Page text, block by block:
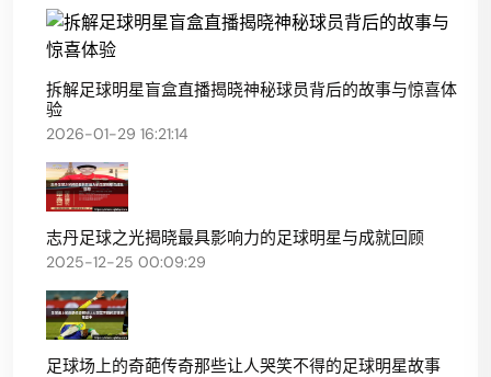
拆解足球明星盲盒直播揭晓神秘球员背后的故事与惊喜体
验
2026-01-29 16:21:14
志丹足球之光揭晓最具影响力的足球明星与成就回顾
2025-12-25 00:09:29
足球场上的奇葩传奇那些让人哭笑不得的足球明星故事